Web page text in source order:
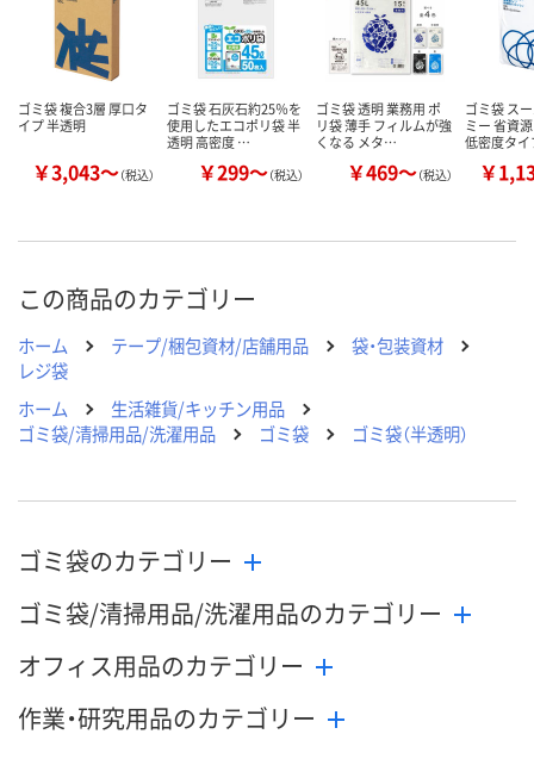
ゴミ袋 複合3層 厚口タ
イプ 半透明
￥3,043～（税込）
ゴミ袋 石灰石約25％を
使用したエコポリ袋 半
透明 高密度 …
￥299～（税込）
ゴミ袋 透明 業務用 ポ
リ袋 薄手 フィルムが強
くなる メタ…
￥469～（税込）
ゴミ袋 ス
ミー 省資
低密度タイ
￥
この商品のカテゴリー
ホーム テープ/梱包資材/店舗用品
袋・包装資材
レジ袋
ホーム
生活雑貨/キッチン用品
ゴミ袋/清掃用品/洗濯用品
ゴミ袋 ゴミ袋（半透明）
ゴミ袋のカテゴリー
ゴミ袋/清掃用品/洗濯用品のカテゴリー
オフィス用品のカテゴリー
作業・研究用品のカテゴリー